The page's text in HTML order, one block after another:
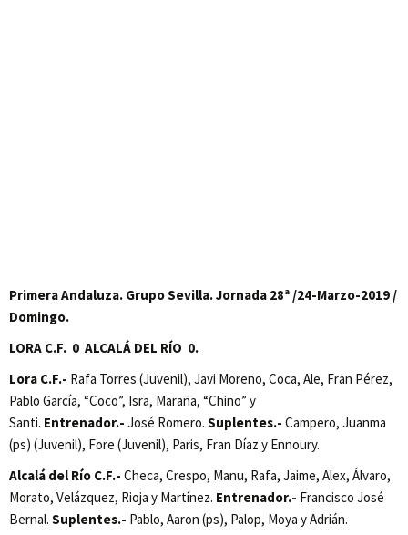
Primera Andaluza. Grupo Sevilla. Jornada 28ª /24-Marzo-2019 /
Domingo.
LORA C.F. 0 ALCALÁ DEL RÍO 0.
Lora C.F.- Rafa Torres (Juvenil), Javi Moreno, Coca, Ale, Fran Pérez,
Pablo García, “Coco”, Isra, Maraña, “Chino” y
Santi. Entrenador.- José Romero. Suplentes.- Campero, Juanma
(ps) (Juvenil), Fore (Juvenil), Paris, Fran Díaz y Ennoury.
Alcalá del Río C.F.- Checa, Crespo, Manu, Rafa, Jaime, Alex, Álvaro,
Morato, Velázquez, Rioja y Martínez. Entrenador.- Francisco José
Bernal. Suplentes.- Pablo, Aaron (ps), Palop, Moya y Adrián.